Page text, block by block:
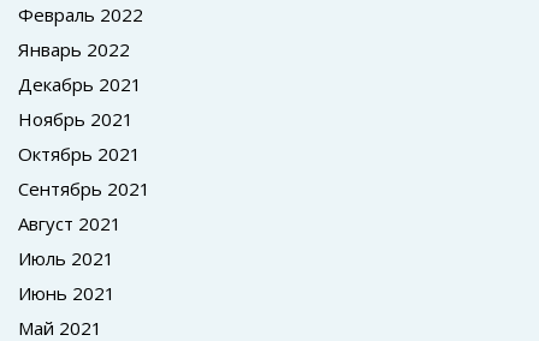
Февраль 2022
Январь 2022
Декабрь 2021
Ноябрь 2021
Октябрь 2021
Сентябрь 2021
Август 2021
Июль 2021
Июнь 2021
Май 2021